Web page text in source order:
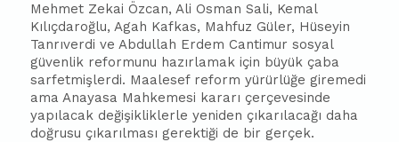
Mehmet Zekai Özcan, Ali Osman Sali, Kemal
Kılıçdaroğlu, Agah Kafkas, Mahfuz Güler, Hüseyin
Tanrıverdi ve Abdullah Erdem Cantimur sosyal
güvenlik reformunu hazırlamak için büyük çaba
sarfetmişlerdi. Maalesef reform yürürlüğe giremedi
ama Anayasa Mahkemesi kararı çerçevesinde
yapılacak değişikliklerle yeniden çıkarılacağı daha
doğrusu çıkarılması gerektiği de bir gerçek.